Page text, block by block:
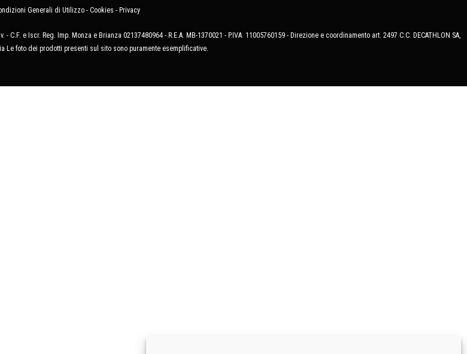
Generali di Utilizzo - Cookies - Privacy
e Iscr. Reg. Imp. Monza e Brianza 02137480964 - R.E.A. MB-1370021 - P.IVA. 11005760159 - Direzione e coordinamento art. 2497 C.C. DECATHLON SA,
Le foto dei prodotti presenti sul sito sono puramente esemplificative.